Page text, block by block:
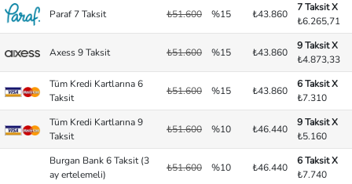
Paraf 7 Taksit ₺51.600 %15 ₺43.860
7 Taksit X
₺6.265,71
Axess 9 Taksit ₺51.600 %15 ₺43.860
9 Taksit X
₺4.873,33
Tüm Kredi Kartlarına 6
Taksit
₺51.600 %15 ₺43.860
6 Taksit X
₺7.310
Tüm Kredi Kartlarına 9
Taksit
₺51.600 %10 ₺46.440
9 Taksit X
₺5.160
Burgan Bank 6 Taksit (3
ay ertelemeli)
₺51.600 %10 ₺46.440
6 Taksit X
₺7.740